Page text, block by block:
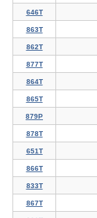
646Т
863Т
862Т
877Т
864Т
865Т
879Р
878Т
651Т
866Т
833Т
867Т